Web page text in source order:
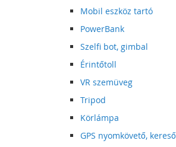
Mobil eszköz tartó
PowerBank
Szelfi bot, gimbal
Érintőtoll
VR szemüveg
Tripod
Körlámpa
GPS nyomkövető, kereső